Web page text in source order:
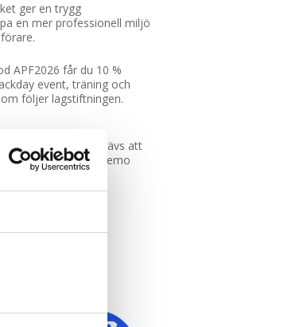
ger en trygg
en mer professionell miljö
APF2026 får du 10 %
event, träning och
följer lagstiftningen.
klubb krävs att
skadar dig på en Svemo